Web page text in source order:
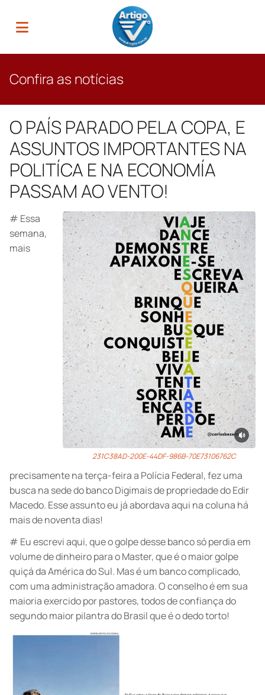
Confira as notícias
O PAÍS PARADO PELA COPA, E
ASSUNTOS IMPORTANTES NA
POLITÍCA E NA ECONOMÍA
PASSAM AO VENTO!
231C38AD-200E-44DF-986B-70E73106762C
# Essa
semana,
mais
precisamente na terça-feira a Polícia Federal, fez uma
busca na sede do banco Digimais de propriedade do Edir
Macedo. Esse assunto eu já abordava aqui na coluna há
mais de noventa dias!
# Eu escrevi aqui, que o golpe desse banco só perdia em
volume de dinheiro para o Master, que é o maior golpe
quiçá da América do Sul. Mas é um banco complicado,
com uma administração amadora. O conselho é em sua
maioria exercido por pastores, todos de confiança do
segundo maior pilantra do Brasil que é o dedo torto!